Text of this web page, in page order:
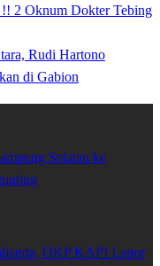
2 Oknum Dokter Tebing
Rudi Hartono
di Gabion
Selatan ke
OKP KAPI Lapor